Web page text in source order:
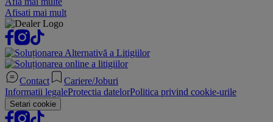
Afisati mai mult
Contact
Cariere/Joburi
Informatii legaleProtectia datelorPolitica privind cookie-urile
Setari cookie